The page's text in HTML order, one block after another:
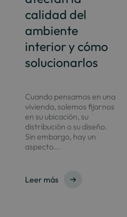
calidad del
ambiente
interior y cómo
solucionarlos
Cuando pensamos en una
vivienda, solemos fijarnos
en su ubicación, su
distribución o su diseño.
Sin embargo, hay un
aspecto...
Leer más